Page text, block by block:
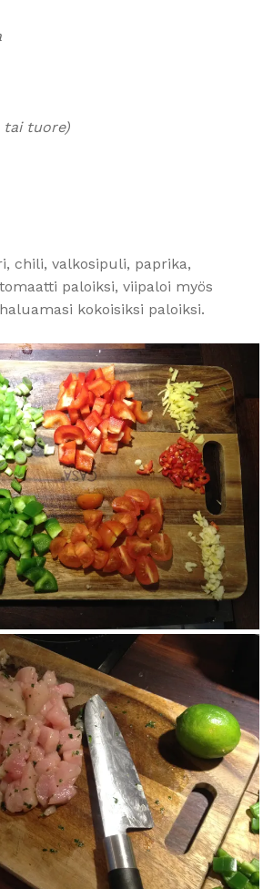
tai tuore)
chili, valkosipuli, paprika,
paloiksi, viipaloi myös
kokoisiksi paloiksi.